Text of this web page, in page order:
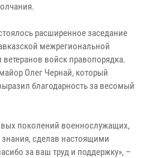
расширенное заседание
межрегиональной
войск правопорядка.
Олег Чернай, который
благодарность за весомый
поколений военнослужащих,
сделав настоящими
за ваш труд и поддержку», –